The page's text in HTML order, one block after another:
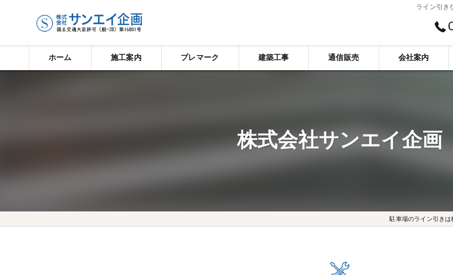
ライン引き
ホーム 施工案内
舗装工事
プレマーク 建築工事 通信販売 会社案内
株式会社サンエイ企画
駐車場のライン引き